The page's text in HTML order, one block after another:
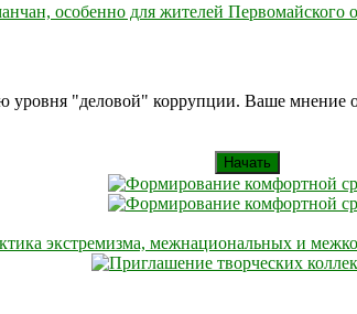
особенно для жителей Первомайского
уровня "деловой" коррупции. Ваше
Начать